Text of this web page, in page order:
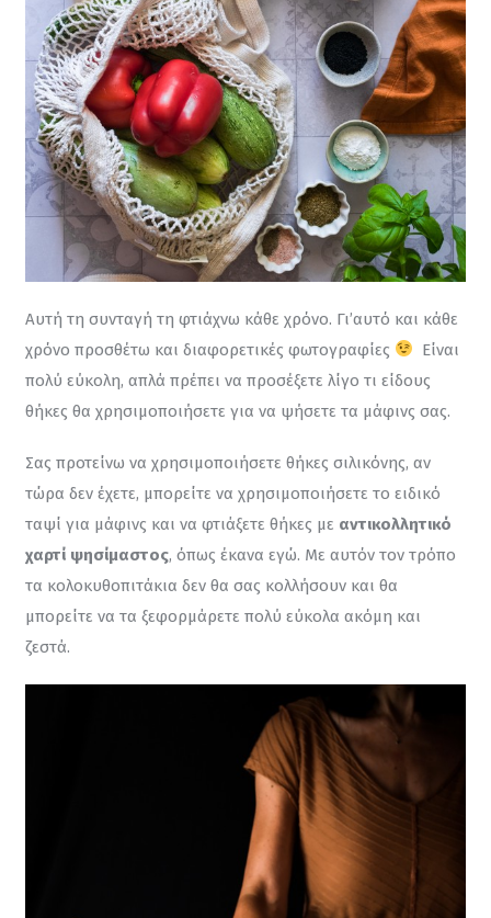
Αυτή τη συνταγή τη φτιάχνω κάθε χρόνο. Γι’αυτό και κάθε
χρόνο προσθέτω και διαφορετικές φωτογραφίες
Είναι
πολύ εύκολη, απλά πρέπει να προσέξετε λίγο τι είδους
θήκες θα χρησιμοποιήσετε για να ψήσετε τα μάφινς σας.
Σας προτείνω να χρησιμοποιήσετε θήκες σιλικόνης, αν
τώρα δεν έχετε, μπορείτε να χρησιμοποιήσετε το ειδικό
ταψί για μάφινς και να φτιάξετε θήκες με αντικολλητικό
χαρτί ψησίμαστος, όπως έκανα εγώ. Με αυτόν τον τρόπο
τα κολοκυθοπιτάκια δεν θα σας κολλήσουν και θα
μπορείτε να τα ξεφορμάρετε πολύ εύκολα ακόμη και
ζεστά.